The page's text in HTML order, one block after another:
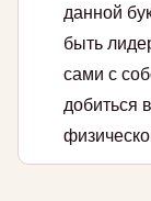
данной
быть
сами с
добиться